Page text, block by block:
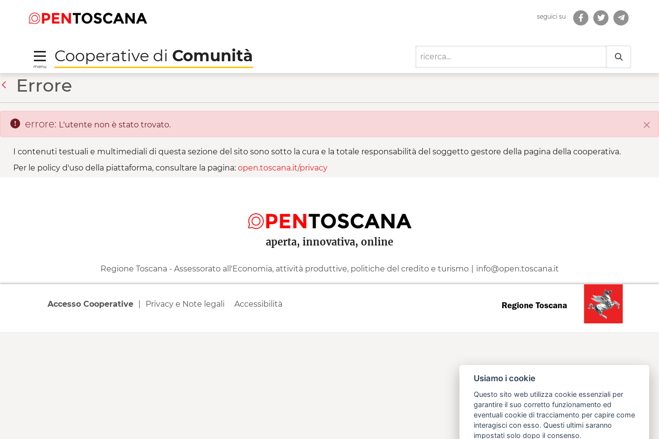
seguici su
menu
Cooperative di Comunità
Calafata - Cooperative di Comunità
Errore
errore: L'utente non è stato trovato.
I contenuti testuali e multimediali di questa sezione del sito sono sotto la cura e la totale responsabilità del soggetto gestore della pagina della cooperativa.
Per le policy d'uso della piattaforma, consultare la pagina: open.toscana.it/privacy
aperta, innovativa, online
Regione Toscana - Assessorato all'Economia, attività produttive, politiche del credito e turismo info@open.toscana.it
Accesso Cooperative Privacy e Note legali Accessibilità
Usiamo i cookie
Questo sito web utilizza cookie essenziali per
garantire il suo corretto funzionamento ed
eventuali cookie di tracciamento per capire come
interagisci con esso. Questi ultimi saranno
impostati solo dopo il consenso.